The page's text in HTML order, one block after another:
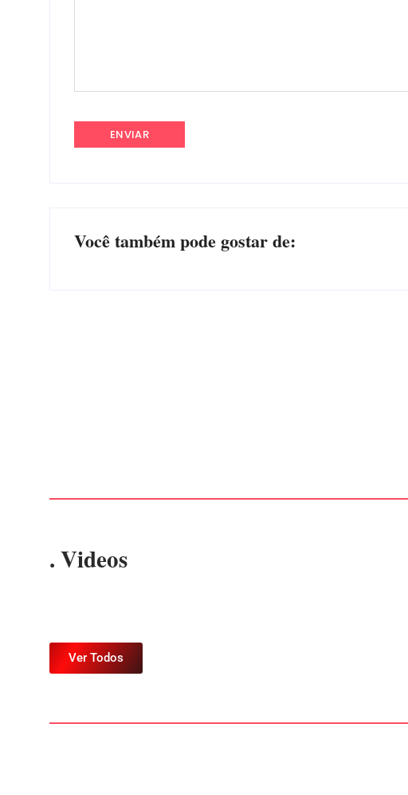
Você também pode gostar de:
. Videos
Ver Todos